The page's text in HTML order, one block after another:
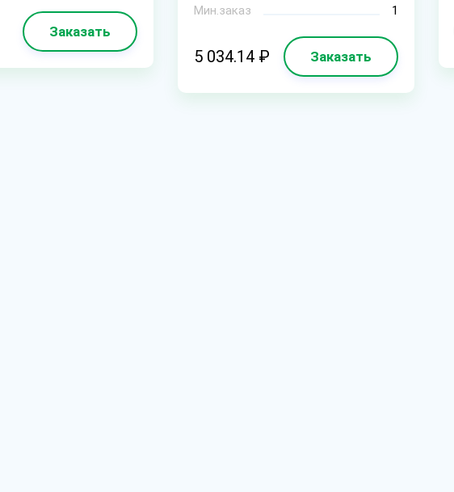
Заказать
Мин.заказ
1
5 034.14 ₽ Заказать